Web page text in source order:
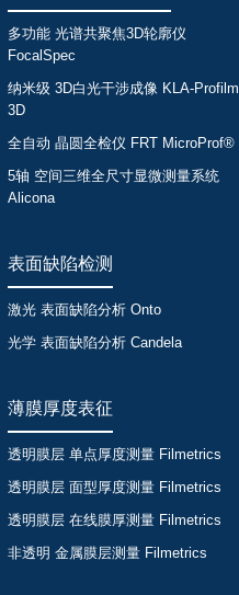
多功能 光谱共聚焦3D轮廓仪
FocalSpec
纳米级 3D白光干涉成像 KLA-Profilm
3D
全自动 晶圆全检仪 FRT MicroProf®
5轴 空间三维全尺寸显微测量系统
Alicona
表面缺陷检测
激光 表面缺陷分析 Onto
光学 表面缺陷分析 Candela
薄膜厚度表征
透明膜层 单点厚度测量 Filmetrics
透明膜层 面型厚度测量 Filmetrics
透明膜层 在线膜厚测量 Filmetrics
非透明 金属膜层测量 Filmetrics